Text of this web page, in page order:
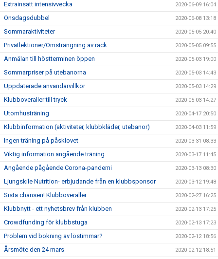
Extrainsatt intensivvecka 2020-06-09 16:04
Onsdagsdubbel 2020-06-08 13:18
Sommaraktiviteter 2020-05-05 20:40
Privatlektioner/Omsträngning av rack 2020-05-05 09:55
Anmälan till höstterminen öppen 2020-05-03 19:00
Sommarpriser på utebanorna 2020-05-03 14:43
Uppdaterade användarvillkor 2020-05-03 14:29
Klubboveraller till tryck 2020-05-03 14:27
Utomhusträning 2020-04-17 20:50
Klubbinformation (aktiviteter, klubbkläder, utebanor) 2020-04-03 11:59
Ingen träning på påsklovet 2020-03-31 08:33
Viktig information angående träning 2020-03-17 11:45
Angående pågående Corona-pandemi 2020-03-13 08:30
Ljungskile Nutrition- erbjudande från en klubbsponsor 2020-03-12 19:48
Sista chansen! Klubboveraller 2020-02-27 16:25
Klubbnytt - ett nyhetsbrev från klubben 2020-02-13 17:25
Crowdfunding för klubbstuga 2020-02-13 17:23
Problem vid bokning av löstimmar? 2020-02-12 18:56
Årsmöte den 24 mars 2020-02-12 18:51